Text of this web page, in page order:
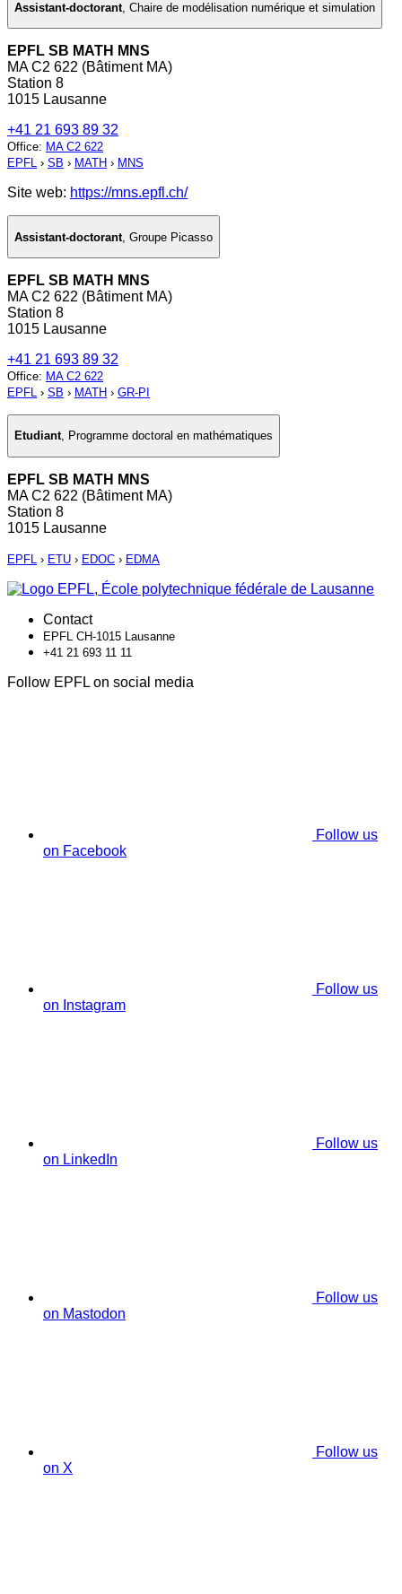
Assistant-doctorant, Chaire de modélisation numérique et simulation
EPFL SB MATH MNS
MA C2 622 (Bâtiment MA)
Station 8
1015 Lausanne
+41 21 693 89 32
Office: MA C2 622
EPFL › SB › MATH › MNS
Site web: https://mns.epfl.ch/
Assistant-doctorant Groupe Picasso
EPFL SB MATH MNS
MA C2 622 (Bâtiment MA)
Station 8
1015 Lausanne
+41 21 693 89 32
Office: MA C2 622
EPFL › SB › MATH › GR-PI
Etudiant, Programme doctoral en mathématiques
EPFL SB MATH MNS
MA C2 622 (Bâtiment MA)
Station 8
1015 Lausanne
EPFL › ETU › EDOC › EDMA
Contact
EPFL CH-1015 Lausanne
+41 21 693 11 11
Follow EPFL on social media
Follow us
on Facebook
Follow us
on Instagram
Follow us
on LinkedIn
Follow us
on Mastodon
Follow us
on X